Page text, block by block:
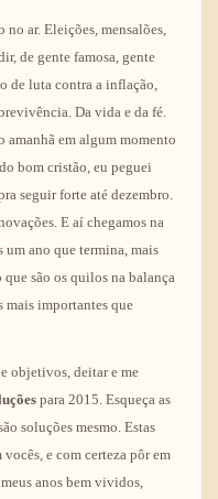
ar. Eleições, mensalões,
de gente famosa, gente
de luta contra a inflação,
Da vida e da fé.
amanhã em algum momento
bom cristão, eu peguei
seguir forte até dezembro.
E aí chegamos na
ano que termina, mais
são os quilos na balança
mais importantes que
objetivos, deitar e me
para 2015. Esqueça as
soluções mesmo. Estas
e com certeza pôr em
anos bem vividos,